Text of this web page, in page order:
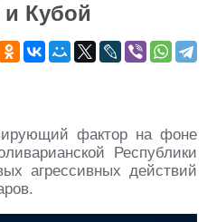
Кубой
фактор на фоне
Республики
агрессивных действий